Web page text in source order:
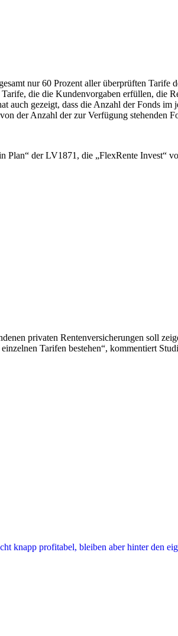
nur 60 Prozent aller überprüften
die die Kundenvorgaben erfüllen, die
auch gezeigt, dass die Anzahl der Fonds
der Anzahl der zur Verfügung stehenden
der LV1871, die „FlexRente Invest“
privaten Rentenversicherungen soll
Tarifen bestehen“, kommentiert